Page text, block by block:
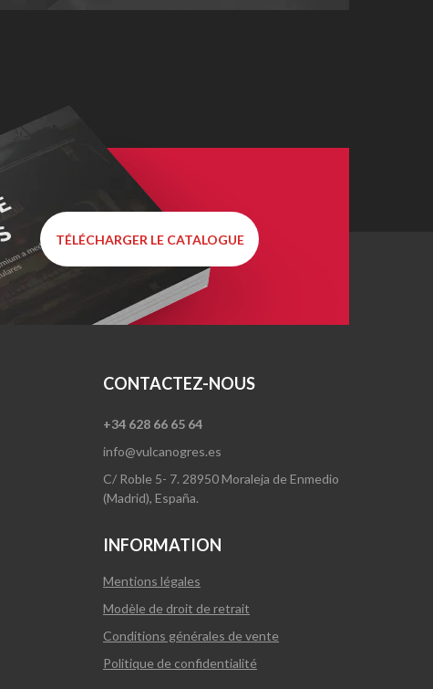
TÉLÉCHARGER LE CATALOGUE
Politique de confidentialité
+34 628 66 65 64
info@vulcanogres.es
C/ Roble 5- 7. 28950 Moraleja de Enmedio
(Madrid), España.
CONTACTEZ-NOUS
Mentions légales
Modèle de droit de retrait
Conditions générales de vente
INFORMATION